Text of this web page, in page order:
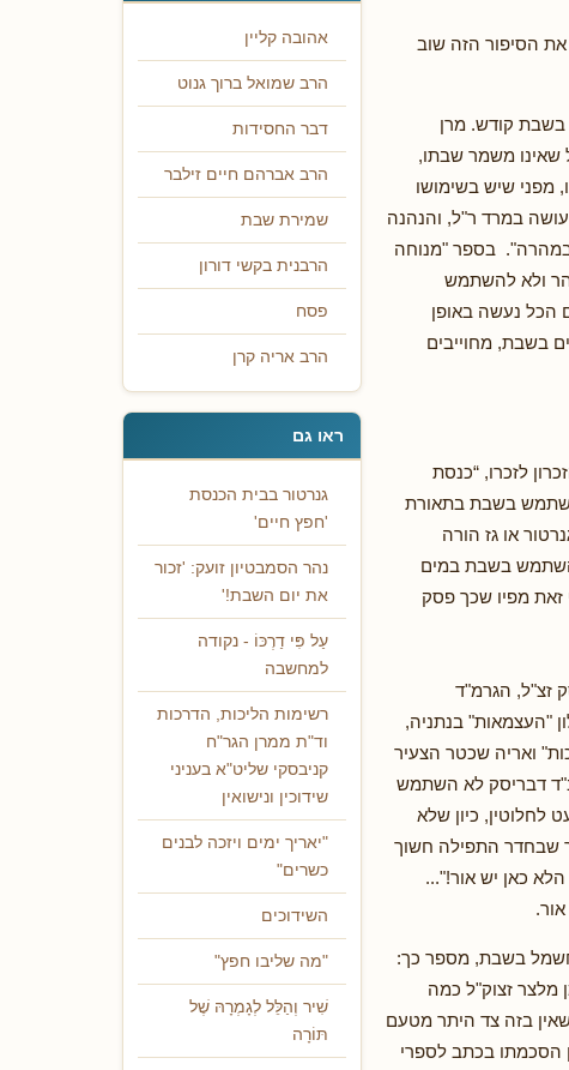
את הסיפור הזה שוב
קודש. מרן
משמר שבתו,
מפני שיש בשימושו
עושה במרד ר"ל, והנהנה
במהרה". בספר "מנוחה
ולא להשתמש
הכל נעשה באופן
בשבת, מחוייבים
לזכרו, “כנסת
בשבת בתאורת
או גז הורה
בשבת במים
מפיו שכך פסק
זצ"ל, הגרמ"ד
"העצמאות" בנתניה,
ואריה שכטר הצעיר
דבריסק לא השתמש
כיון שלא
שבחדר התפילה חשוך
הלא כאן יש אור!"...
בשבת, מספר כך:
מלצר זצוק"ל כמה
בזה צד היתר מטעם
הסכמתו בכתב לספרי
אהובה קליין
הרב שמואל ברוך גנוט
דבר החסידות
הרב אברהם חיים זילבר
שמירת שבת
הרבנית בקשי דורון
פסח
הרב אריה קרן
ראו גם
גנרטור בבית הכנסת
'חפץ חיים'
נהר הסמבטיון זועק: 'זכור
את יום השבת!'
עַל פִּי דַרְכּוֹ - נקודה
למחשבה
רשימות הליכות, הדרכות
וד"ת ממרן הגר"ח
קניבסקי שליט"א בעניני
שידוכין ונישואין
"יאריך ימים ויזכה לבנים
כשרים"
השידוכים
"מה שליבו חפץ"
שִׁיר וְהַלֵּל לְגָמְרָהּ שֶׁל
תּוֹרָה